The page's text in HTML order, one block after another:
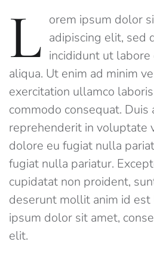
L orem ipsum dolor
adipiscing elit, sed
incididunt ut
aliqua. Ut enim ad minim
exercitation ullamco
commodo consequat.
reprehenderit in voluptate
dolore eu fugiat nulla
fugiat nulla pariatur.
cupidatat non proident,
deserunt mollit anim id est
ipsum dolor sit amet,
elit.